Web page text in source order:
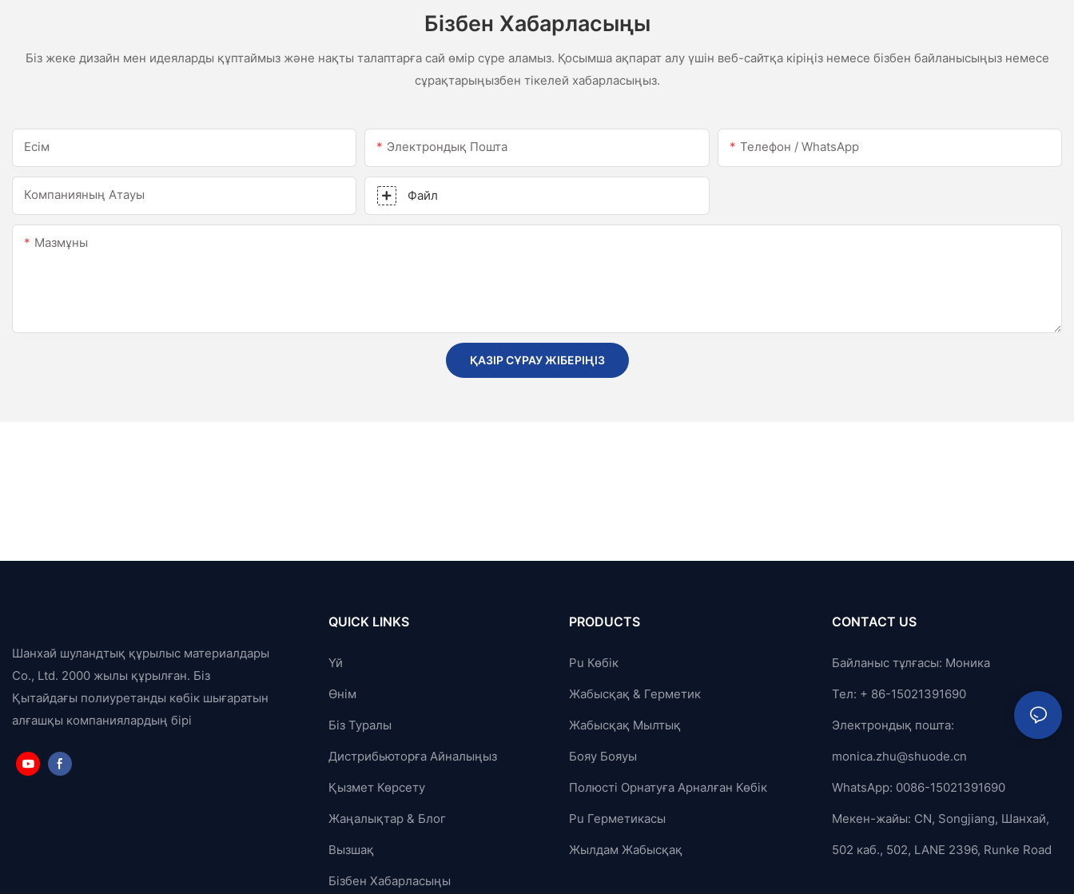
Бізбен Хабарласыңы
Біз жеке дизайн мен идеяларды құптаймыз және нақты талаптарға сай өмір сүре аламыз. Қосымша ақпарат алу үшін веб-сайтқа кіріңіз немесе бізбен байланысыңыз немесе
сұрақтарыңызбен тікелей хабарласыңыз.
Есім Электрондық Пошта Телефон / WhatsApp
Компанияның Атауы Файл
Мазмұны
ҚАЗІР СҰРАУ ЖІБЕРІҢІЗ
Шанхай шуландтық құрылыс материалдары
Co., Ltd. 2000 жылы құрылған. Біз
Қытайдағы полиуретанды көбік шығаратын
алғашқы компаниялардың бірі
QUICK LINKS
Үй
Өнім
Біз Туралы
Дистрибьюторға Айналыңыз
Қызмет Көрсету
Жаңалықтар & Блог
Вызшақ
Бізбен Хабарласыңы
PRODUCTS
Pu Көбік
Жабысқақ & Герметик
Жабысқақ Мылтық
Бояу Бояуы
Полюсті Орнатуға Арналған Көбік
Pu Герметикасы
Жылдам Жабысқақ
CONTACT US
Байланыс тұлғасы: Моника
Тел: + 86-15021391690
Электрондық пошта:
monica.zhu@shuode.cn
WhatsApp: 0086-15021391690
Мекен-жайы: CN, Songjiang, Шанхай,
502 каб., 502, LANE 2396, Runke Road